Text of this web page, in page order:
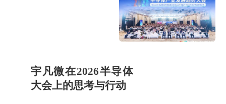
宇凡微在2026半导体
大会上的思考与行动